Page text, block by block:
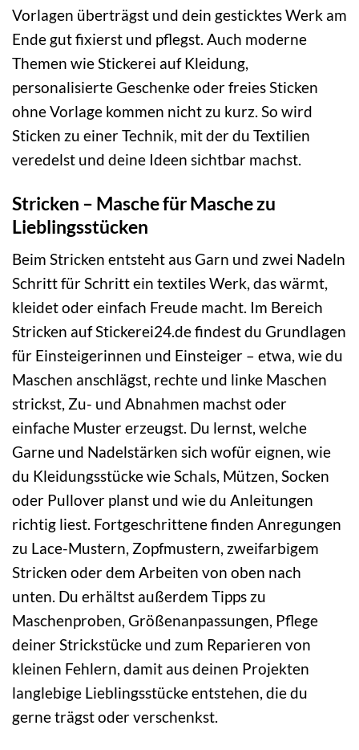
Vorlagen überträgst und dein gesticktes Werk am
Ende gut fixierst und pflegst. Auch moderne
Themen wie Stickerei auf Kleidung,
personalisierte Geschenke oder freies Sticken
ohne Vorlage kommen nicht zu kurz. So wird
Sticken zu einer Technik, mit der du Textilien
veredelst und deine Ideen sichtbar machst.
Stricken – Masche für Masche zu
Lieblingsstücken
Beim Stricken entsteht aus Garn und zwei Nadeln
Schritt für Schritt ein textiles Werk, das wärmt,
kleidet oder einfach Freude macht. Im Bereich
Stricken auf Stickerei24.de findest du Grundlagen
für Einsteigerinnen und Einsteiger – etwa, wie du
Maschen anschlägst, rechte und linke Maschen
strickst, Zu- und Abnahmen machst oder
einfache Muster erzeugst. Du lernst, welche
Garne und Nadelstärken sich wofür eignen, wie
du Kleidungsstücke wie Schals, Mützen, Socken
oder Pullover planst und wie du Anleitungen
richtig liest. Fortgeschrittene finden Anregungen
zu Lace-Mustern, Zopfmustern, zweifarbigem
Stricken oder dem Arbeiten von oben nach
unten. Du erhältst außerdem Tipps zu
Maschenproben, Größenanpassungen, Pflege
deiner Strickstücke und zum Reparieren von
kleinen Fehlern, damit aus deinen Projekten
langlebige Lieblingsstücke entstehen, die du
gerne trägst oder verschenkst.